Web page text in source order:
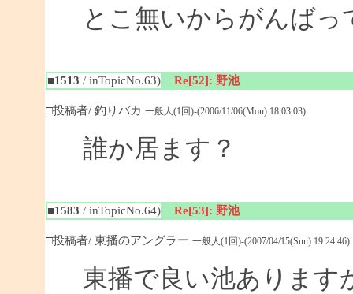
とこ無いからがんば
■1513 / inTopicNo.63) Re[52]: 野池
□投稿者/ 釣りバカ 一般人(1回)-(2006/11/06(Mon) 18:03:03)
誰か居ます？
■1583 / inTopicNo.64) Re[53]: 野池
□投稿者/ 東播のアングラー 一般人(1回)-(2007/04/15(Sun) 19:24:46)
東播で良い池あります